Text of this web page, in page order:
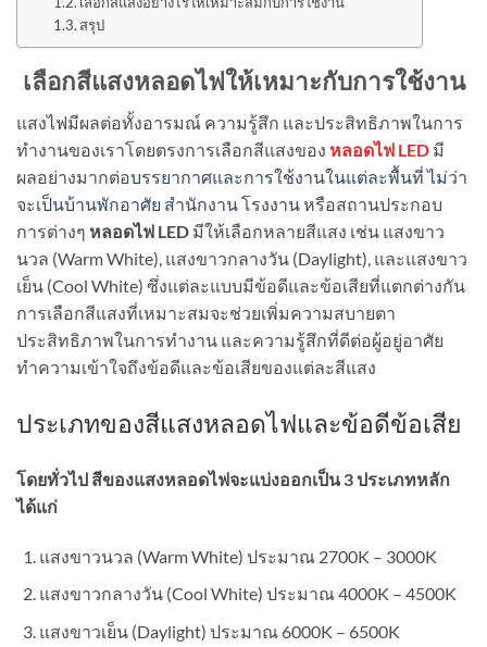
สรุป
เลือกสีแสงหลอดไฟให้เหมาะกับการใช้งาน
แสงไฟมีผลต่อทั้งอารมณ์ ความรู้สึก และประสิทธิภาพในการ
ทำงานของเราโดยตรงการเลือกสีแสงของ หลอดไฟ LED มี
ผลอย่างมากต่อบรรยากาศและการใช้งานในแต่ละพื้นที่ ไม่ว่า
จะเป็นบ้านพักอาศัย สำนักงาน โรงงานหรือสถานประกอบ
การต่างๆ หลอดไฟ LED มีให้เลือกหลายสีแสง เช่น แสงขาว
นวล (Warm White), แสงขาวกลางวัน (Daylight), และแสงขาว
เย็น (Cool White) ซึ่งแต่ละแบบมีข้อดีและข้อเสียที่แตกต่างกัน
การเลือกสีแสงที่เหมาะสมจะช่วยเพิ่มความสบายตา
ประสิทธิภาพในการทำงาน และความรู้สึกที่ดีต่อผู้อยู่อาศัย
ทำความเข้าใจถึงข้อดีและข้อเสียของแต่ละสีแสง
ประเภทของสีแสงหลอดไฟและข้อดีข้อเสีย
โดยทั่วไป สีของแสงหลอดไฟจะแบ่งออกเป็น 3 ประเภทหลัก
ได้แก่
แสงขาวนวล (Warm White) ประมาณ 2700K – 3000K
แสงขาวกลางวัน (Cool White) ประมาณ 4000K – 4500K
แสงขาวเย็น (Daylight) ประมาณ 6000K – 6500K